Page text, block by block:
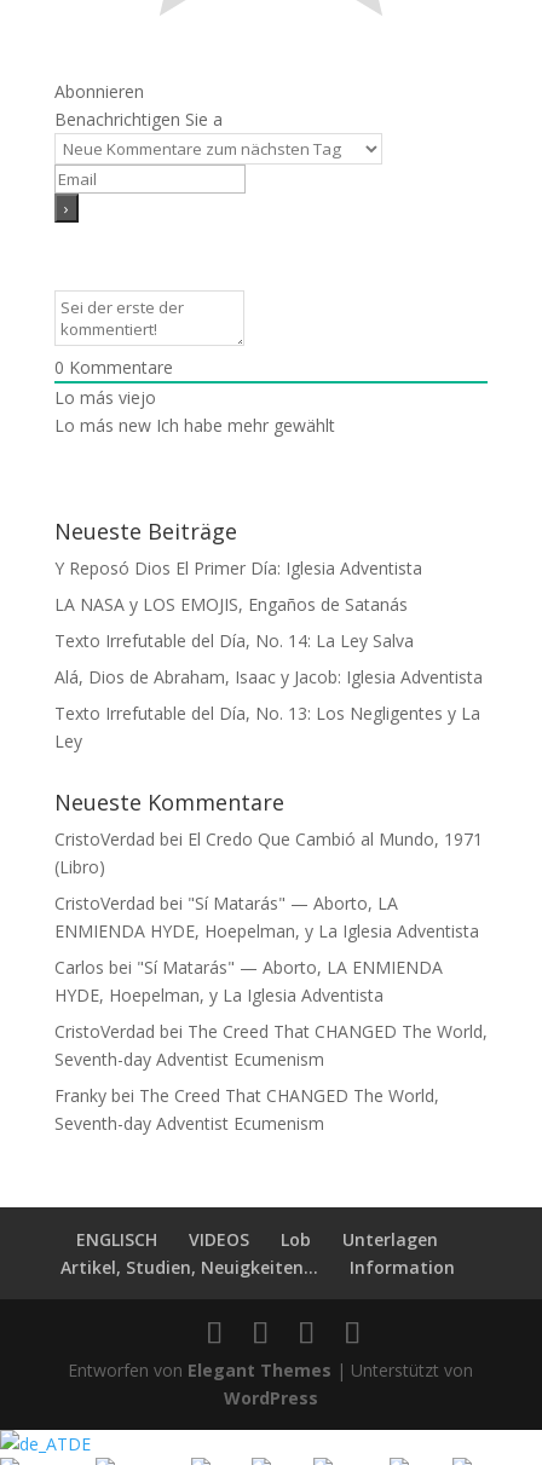
Abonnieren
Benachrichtigen Sie a
0 Kommentare
Lo más viejo
Lo más new Ich habe mehr gewählt
Neueste Beiträge
Y Reposó Dios El Primer Día: Iglesia Adventista
LA NASA y LOS EMOJIS, Engaños de Satanás
Texto Irrefutable del Día, No. 14: La Ley Salva
Alá, Dios de Abraham, Isaac y Jacob: Iglesia Adventista
Texto Irrefutable del Día, No. 13: Los Negligentes y La
Ley
Neueste Kommentare
CristoVerdad bei El Credo Que Cambió al Mundo, 1971
(Libro)
CristoVerdad bei "Sí Matarás" — Aborto, LA
ENMIENDA HYDE, Hoepelman, y La Iglesia Adventista
Carlos bei "Sí Matarás" — Aborto, LA ENMIENDA
HYDE, Hoepelman, y La Iglesia Adventista
CristoVerdad bei The Creed That CHANGED The World,
Seventh-day Adventist Ecumenism
Frankybei The Creed That CHANGED The World,
Seventh-day Adventist Ecumenism
ENGLISCH VIDEOS Lob
Unterlagen
Artikel, Studien, Neuigkeiten...
Information
Entworfen von Elegant Themes | Unterstützt von
WordPress
DE